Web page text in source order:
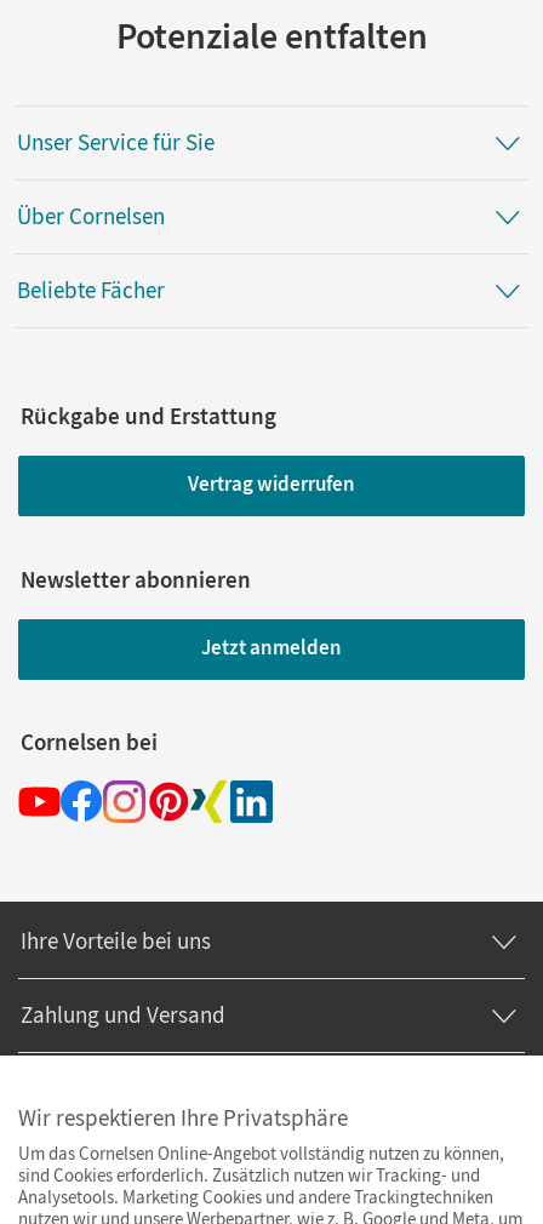
Potenziale entfalten
Unser Service für Sie
Über Cornelsen
Beliebte Fächer
Rückgabe und Erstattung
Vertrag widerrufen
Newsletter abonnieren
Jetzt anmelden
Cornelsen bei
Ihre Vorteile bei uns
Zahlung und Versand
Wir respektieren Ihre Privatsphäre
Um das Cornelsen Online-Angebot vollständig nutzen zu können,
sind Cookies erforderlich. Zusätzlich nutzen wir Tracking- und
Analysetools. Marketing Cookies und andere Trackingtechniken
nutzen wir und unsere Werbepartner, wie z. B. Google und Meta, um